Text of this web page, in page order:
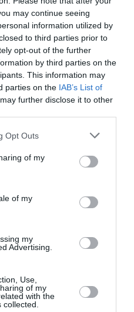
may continue seeing
information utilized by
to third parties prior to
opt-out of the further
by third parties on the
This information may
parties on the IAB’s List of
further disclose it to other
Opt Outs
of my
of my
my
Advertising.
Use,
of my
with the
min
“en desservant”.
7 octobre 2025 - 20 h 39
min
dans un futur pas trop
superbe compagnie. Pas
prix hors période scolaire de
RÉPONDRE
DON